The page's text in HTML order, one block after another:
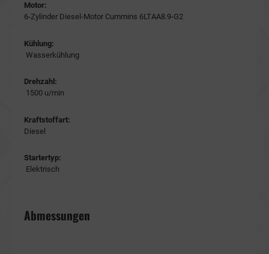
Motor:
6-Zylinder Diesel-Motor Cummins 6LTAA8.9-G2
Kühlung:
Wasserkühlung
Drehzahl:
1500 u/min
Kraftstoffart:
Diesel
Startertyp:
Elektrisch
Abmessungen